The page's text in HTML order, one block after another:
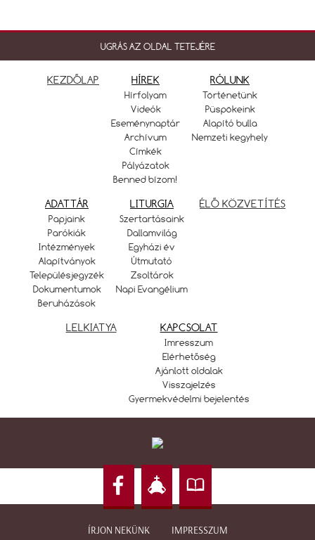
UGRÁS AZ OLDAL TETEJÉRE
KEZDŐLAP HÍREK
Hírfolyam
Videók
Eseménynaptár
Archívum
Címkék
Pályázatok
Benned bízom!
RÓLUNK
Történetünk
Püspökeink
Alapító bulla
Nemzeti kegyhely
ADATTÁR
Papjaink
Parókiák
Intézmények
Alapítványok
Településjegyzék
Dokumentumok
Beruházások
LITURGIA
Szertartásaink
Dallamvilág
Egyházi év
Útmutató
Zsoltárok
Napi Evangélium
ÉLŐ KÖZVETÍTÉS
LELKIATYA KAPCSOLAT
Imresszum
Elérhetőség
Ajánlott oldalak
Visszajelzés
Gyermekvédelmi bejelentés
ÍRJON NEKÜNK IMPRESSZUM